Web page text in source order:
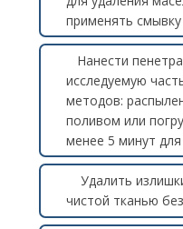
применять смывку
Нанести
исследуемую
методов:
поливом или
менее 5 минут
Удалить
чистой тканью